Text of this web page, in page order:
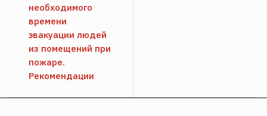
необходимого
времени
эвакуации людей
из помещений при
пожаре.
Рекомендации